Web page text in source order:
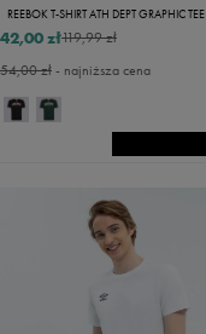
REEBOK T-SHIRT ATH DEPT GRAPHIC TEE
119,99 zł
42,00 zł
54,00 zł- najniższa cena